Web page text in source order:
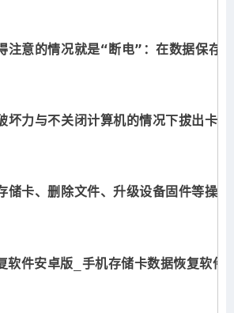
注意的情况就是“断电”：在数据保存
坏力与不关闭计算机的情况下拔出卡
储卡、删除文件、升级设备固件等操